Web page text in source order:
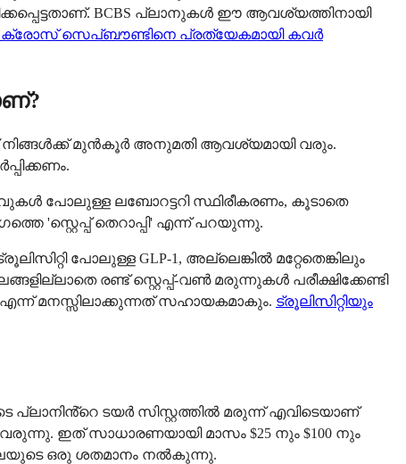
BCBS പ്ലാനുകൾ ഈ ആവശ്യത്തിനായി
സെപ്ബൗണ്ടിനെ പ്രത്യേകമായി കവർ
നിങ്ങൾക്ക് മുൻ‌കൂർ അനുമതി ആവശ്യമായി വരും.
പോലുള്ള ലബോറട്ടറി സ്ഥിരീകരണം, കൂടാതെ
'സ്റ്റെപ്പ് തെറാപ്പി' എന്ന് പറയുന്നു.
പോലുള്ള GLP-1, അല്ലെങ്കിൽ മറ്റേതെങ്കിലും
രണ്ട് സ്റ്റെപ്പ്-വൺ മരുന്നുകൾ പരീക്ഷിക്കേണ്ടി
മനസ്സിലാക്കുന്നത് സഹായകമാകും. ട്രൂലിസിറ്റിയും
പ്ലാനിൻ്റെ ടയർ സിസ്റ്റത്തിൽ മരുന്ന് എവിടെയാണ്
ഇത് സാധാരണയായി മാസം $25 നും $100 നും
ഒരു ശതമാനം നൽകുന്നു.